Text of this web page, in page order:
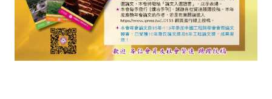
鑛冶期刊徵稿
鑛冶論文獎初選作業細則
鑛冶論文獎複審作業細則